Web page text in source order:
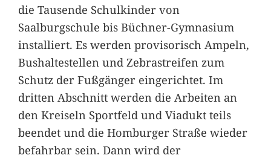
die Tausende Schulkinder von
Saalburgschule bis Büchner-Gymnasium
installiert. Es werden provisorisch Ampeln,
Bushaltestellen und Zebrastreifen zum
Schutz der Fußgänger eingerichtet. Im
dritten Abschnitt werden die Arbeiten an
den Kreiseln Sportfeld und Viadukt teils
beendet und die Homburger Straße wieder
befahrbar sein. Dann wird der